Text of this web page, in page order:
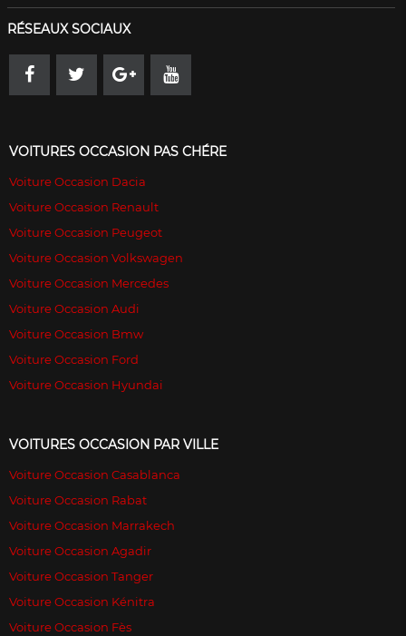
RÉSEAUX SOCIAUX
VOITURES OCCASION PAS CHÉRE
Voiture Occasion Dacia
Voiture Occasion Renault
Voiture Occasion Peugeot
Voiture Occasion Volkswagen
Voiture Occasion Mercedes
Voiture Occasion Audi
Voiture Occasion Bmw
Voiture Occasion Ford
Voiture Occasion Hyundai
VOITURES OCCASION PAR VILLE
Voiture Occasion Casablanca
Voiture Occasion Rabat
Voiture Occasion Marrakech
Voiture Occasion Agadir
Voiture Occasion Tanger
Voiture Occasion Kénitra
Voiture Occasion Fès